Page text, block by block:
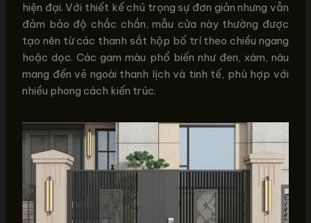
hiện đại. Với thiết kế chú trọng sự đơn giản nhưng vẫn
đảm bảo độ chắc chắn, mẫu cửa này thường được
tạo nên từ các thanh sắt hộp bố trí theo chiều ngang
hoặc dọc. Các gam màu phổ biến như đen, xám, nâu
mang đến vẻ ngoài thanh lịch và tinh tế, phù hợp với
nhiều phong cách kiến trúc.